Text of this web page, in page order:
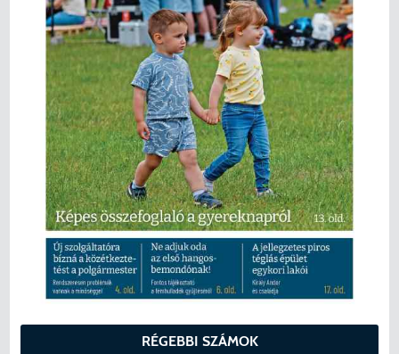
RÉGEBBI SZÁMOK